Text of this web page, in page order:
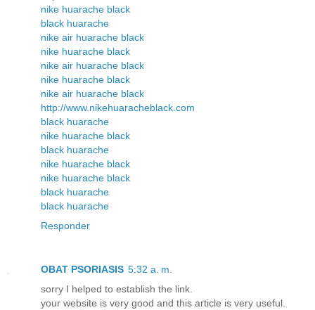
nike huarache black
black huarache
nike air huarache black
nike huarache black
nike air huarache black
nike huarache black
nike air huarache black
http://www.nikehuaracheblack.com
black huarache
nike huarache black
black huarache
nike huarache black
nike huarache black
black huarache
black huarache
Responder
OBAT PSORIASIS 5:32 a. m.
sorry I helped to establish the link.
your website is very good and this article is very useful.